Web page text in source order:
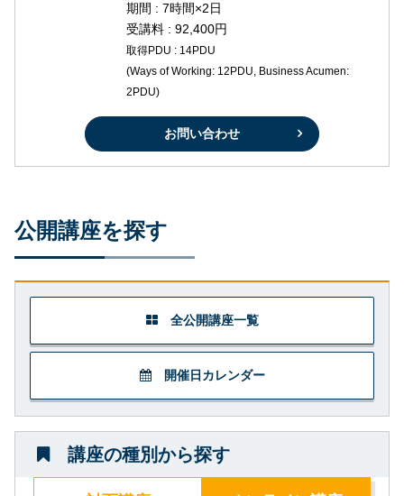
期間 : 7時間×2日
受講料 : 92,400円
取得PDU : 14PDU
(Ways of Working: 12PDU, Business Acumen:
2PDU)
お問い合わせ
公開講座を探す
全公開講座一覧
開催日カレンダー
講座の種別から探す